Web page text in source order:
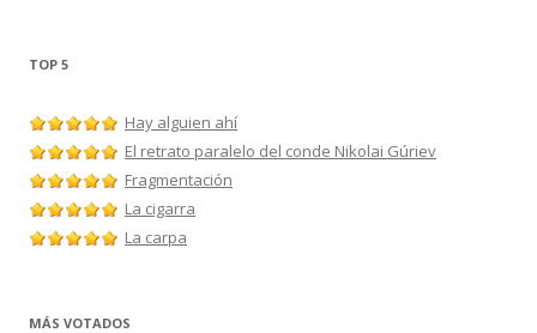
TOP 5
Hay alguien ahí
El retrato paralelo del conde Nikolai Gúriev
Fragmentación
La cigarra
La carpa
MÁS VOTADOS